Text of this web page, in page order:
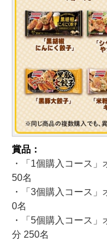
賞品：
・「1個購入コース
50名
・「3個購入コース
0名
・「5個購入コース
分 250名